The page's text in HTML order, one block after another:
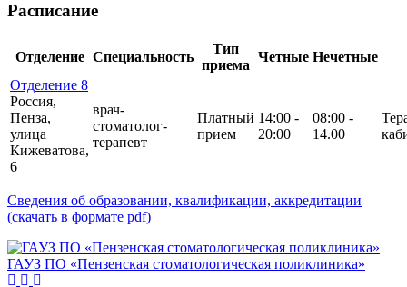
Расписание
Отделение Специальность
Тип
приема
Четные Нечетные
Отделение 8
Россия,
Пенза,
улица
Кижеватова,
6
врач-
стоматолог-
терапевт
Платный
прием
14:00 -
20:00
08:00 -
14.00
Сведения об образовании, квалификации, аккредитации
(скачать в формате pdf)
ГАУЗ ПО «Пензенская стоматологическая поликлиника»